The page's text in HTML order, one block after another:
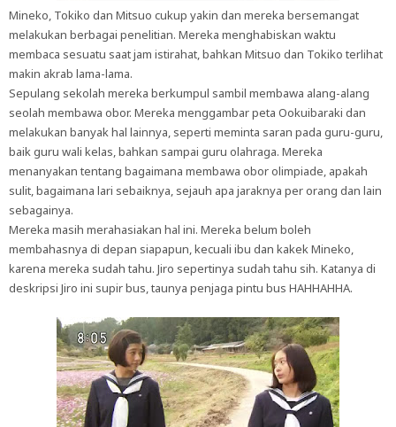
Mineko, Tokiko dan Mitsuo cukup yakin dan mereka bersemangat
melakukan berbagai penelitian. Mereka menghabiskan waktu
membaca sesuatu saat jam istirahat, bahkan Mitsuo dan Tokiko terlihat
makin akrab lama-lama.
Sepulang sekolah mereka berkumpul sambil membawa alang-alang
seolah membawa obor. Mereka menggambar peta Ookuibaraki dan
melakukan banyak hal lainnya, seperti meminta saran pada guru-guru,
baik guru wali kelas, bahkan sampai guru olahraga. Mereka
menanyakan tentang bagaimana membawa obor olimpiade, apakah
sulit, bagaimana lari sebaiknya, sejauh apa jaraknya per orang dan lain
sebagainya.
Mereka masih merahasiakan hal ini. Mereka belum boleh
membahasnya di depan siapapun, kecuali ibu dan kakek Mineko,
karena mereka sudah tahu. Jiro sepertinya sudah tahu sih. Katanya di
deskripsi Jiro ini supir bus, taunya penjaga pintu bus HAHHAHHA.